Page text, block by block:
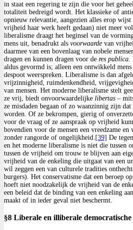
in staat een regering te zijn die voor het
totaliteit bedreigd wordt. Het klassieke of
opnieuw relevantie, aangezien alles erop
vrijheid haar werk heeft gedaan) niet meer
liberalisme draagt het beginsel van de
mens uit, benadrukt als voorwaarde van
daarmee van een bovenlaag van nobele
dragen en kunnen dragen voor de res publica.
aldus gevormd is; alleen een ontwikkeld
despoot weerspreken. Liberalisme is dan
vrijzinnigheid, ruimdenkendheid,
van mensen. Het moderne liberalisme stelt
ze vrij, biedt onvoorwaardelijke libertas –
ze misdaden begaan of zo waanzinnig zijn dat
worden. Of ze bekrompen, gierig of
voor de vraag of ze aanspraak op vrijheid
bovendien voor de mensen een vreedzame en
zonder rangorde of ongelijkheid. [39] De
en het moderne liberalisme is niet die tussen
tussen de vrijheid om trouw te blijven aan
vrijheid van de enkeling die uitgaat van een
wil zeggen een van culturele tradities
burgers). Het conservatisme dat een beroep
hoeft niet noodzakelijk de vrijheid van de
een beleid dat de binding van een enkeling
maakt of in ieder geval niet beschermt.
§8 Liberale en illiberale democratische